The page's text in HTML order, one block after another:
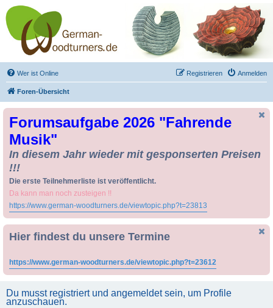
Drechseln und
Kunsthandwerk -
German-Woodturners
*Forum Sauerland*
Der Treffpunkt für Drechsler und Freunde des Kunsthandwerks
Wer ist Online Anmelden
Registrieren
Foren-Übersicht
Forumsaufgabe 2026 "Fahrende
Musik"
In diesem Jahr wieder mit gesponserten Preisen
!!!
Die erste Teilnehmerliste ist veröffentlicht.
Da kann man noch zusteigen !!
https://www.german-woodturners.de/viewtopic.php?t=23813
Hier findest du unsere Termine
https://www.german-woodturners.de/viewtopic.php?t=23612
Du musst registriert und angemeldet sein, um Profile
anzuschauen.